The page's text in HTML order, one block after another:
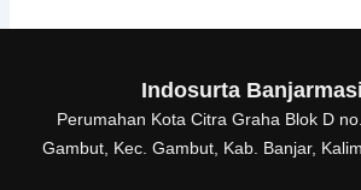
Indosurta
Perumahan Kota Citra Graha Blok D
Gambut, Kec. Gambut, Kab. Banjar,